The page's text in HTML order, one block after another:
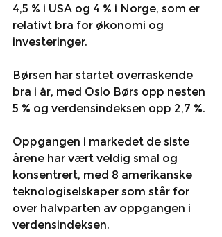
4,5 % i USA og 4 % i Norge, som er
relativt bra for økonomi og
investeringer.
Børsen har startet overraskende
bra i år, med Oslo Børs opp nesten
5 % og verdensindeksen opp 2,7 %.
Oppgangen i markedet de siste
årene har vært veldig smal og
konsentrert, med 8 amerikanske
teknologiselskaper som står for
over halvparten av oppgangen i
verdensindeksen.